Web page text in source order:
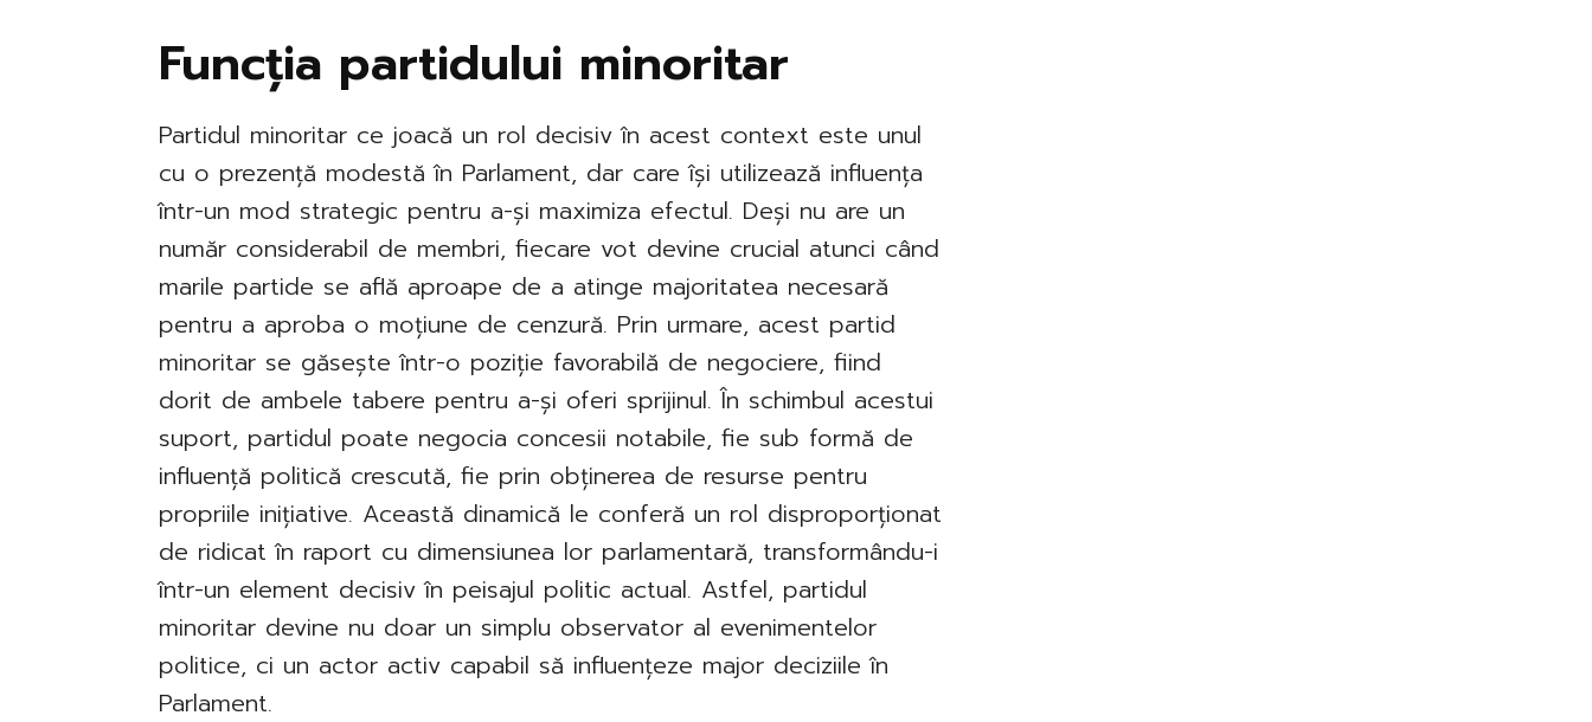
Funcția partidului minoritar
Partidul minoritar ce joacă un rol decisiv în acest context este unul
cu o prezență modestă în Parlament, dar care își utilizează influența
într-un mod strategic pentru a-și maximiza efectul. Deși nu are un
număr considerabil de membri, fiecare vot devine crucial atunci când
marile partide se află aproape de a atinge majoritatea necesară
pentru a aproba o moțiune de cenzură. Prin urmare, acest partid
minoritar se găsește într-o poziție favorabilă de negociere, fiind
dorit de ambele tabere pentru a-și oferi sprijinul. În schimbul acestui
suport, partidul poate negocia concesii notabile, fie sub formă de
influență politică crescută, fie prin obținerea de resurse pentru
propriile inițiative. Această dinamică le conferă un rol disproporționat
de ridicat în raport cu dimensiunea lor parlamentară, transformându-i
într-un element decisiv în peisajul politic actual. Astfel, partidul
minoritar devine nu doar un simplu observator al evenimentelor
politice, ci un actor activ capabil să influențeze major deciziile în
Parlament.